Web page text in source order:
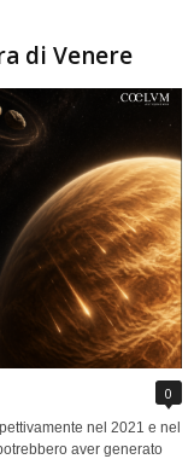
di Venere
0
nel 2021 e nel
aver generato